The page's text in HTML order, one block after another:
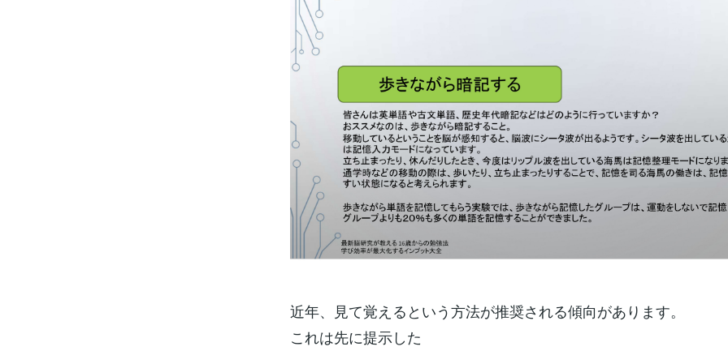
近年、見て覚えるという方法が推奨される傾向があります。
これは先に提示した